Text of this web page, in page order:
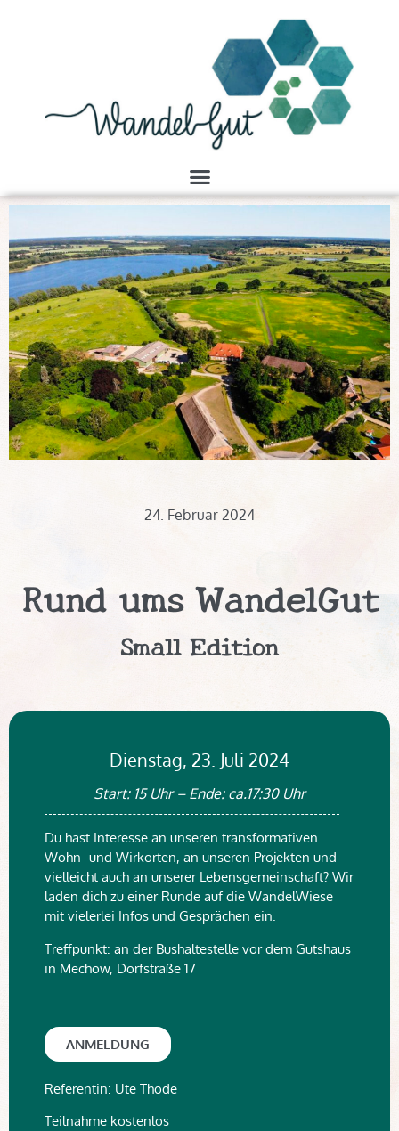
24. Februar 2024
Rund ums WandelGut
Small Edition
Dienstag, 23. Juli 2024
Start: 15 Uhr – Ende: ca.17:30 Uhr
Du hast Interesse an unseren transformativen
Wohn- und Wirkorten, an unseren Projekten und
vielleicht auch an unserer Lebensgemeinschaft? Wir
laden dich zu einer Runde auf die WandelWiese
mit vielerlei Infos und Gesprächen ein.
Treffpunkt: an der Bushaltestelle vor dem Gutshaus
in Mechow, Dorfstraße 17
ANMELDUNG
Referentin: Ute Thode
Teilnahme kostenlos